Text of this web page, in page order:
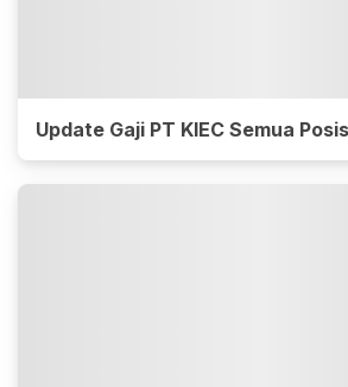
Update Gaji PT KIEC Semua